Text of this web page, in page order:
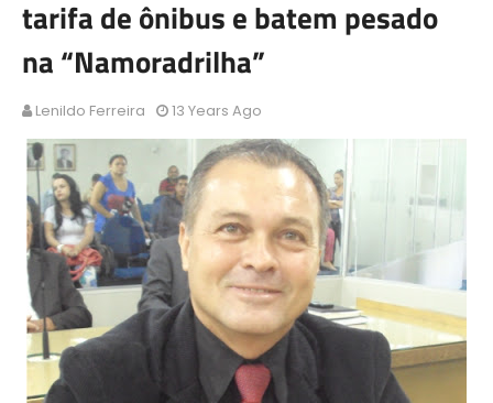
tarifa de ônibus e batem pesado
na “Namoradrilha”
Lenildo Ferreira 13 Years Ago